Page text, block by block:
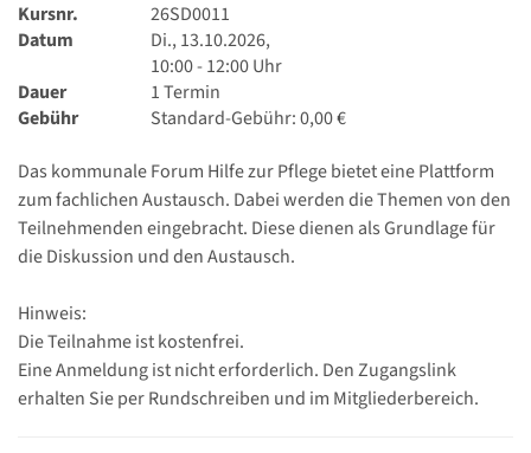
Kursnr.
26SD0011
Datum
Di., 13.10.2026,
10:00 - 12:00 Uhr
Dauer
1 Termin
Gebühr
Standard-Gebühr: 0,00 €
Das kommunale Forum Hilfe zur Pflege bietet eine Plattform
zum fachlichen Austausch. Dabei werden die Themen von den
Teilnehmenden eingebracht. Diese dienen als Grundlage für
die Diskussion und den Austausch.
Hinweis:
Die Teilnahme ist kostenfrei.
Eine Anmeldung ist nicht erforderlich. Den Zugangslink
erhalten Sie per Rundschreiben und im Mitgliederbereich.